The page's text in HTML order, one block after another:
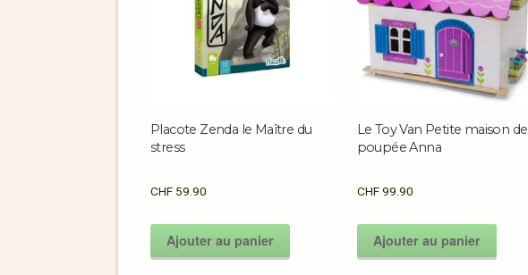
Placote Zenda le Maître du
stress
CHF 59.90
Ajouter au panier
Le Toy Van Petite maison de
poupée Anna
CHF99.90
Ajouter au panier